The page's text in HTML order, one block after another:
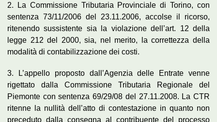
2. La Commissione Tributaria Provinciale di Torino, con
sentenza 73/11/2006 del 23.11.2006, accolse il ricorso,
ritenendo sussistente sia la violazione dell’art. 12 della
legge 212 del 2000, sia, nel merito, la correttezza della
modalità di contabilizzazione dei costi.
3. L’appello proposto dall’Agenzia delle Entrate venne
rigettato dalla Commissione Tributaria Regionale del
Piemonte con sentenza 69/29/08 del 27.11.2008. La CTR
ritenne la nullità dell’atto di contestazione in quanto non
preceduto dalla consegna al contribuente del processo